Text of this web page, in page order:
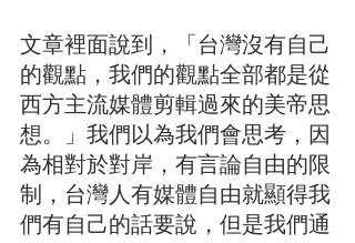
文章裡面說到，「台灣沒有自己
的觀點，我們的觀點全部都是從
西方主流媒體剪輯過來的美帝思
想。」我們以為我們會思考，因
為相對於對岸，有言論自由的限
制，台灣人有媒體自由就顯得我
們有自己的話要說，但是我們通